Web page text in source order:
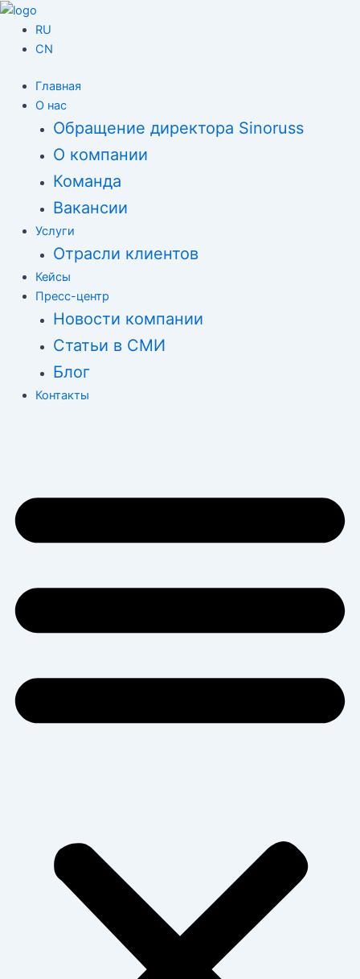
Перейти
содержимому
RU
CN
Главная
О нас
Обращение директора Sinoruss
О компании
Команда
Вакансии
Услуги
Отрасли клиентов
Кейсы
Пресс-центр
Новости компании
Статьи в СМИ
Блог
Контакты
Навигация
записям